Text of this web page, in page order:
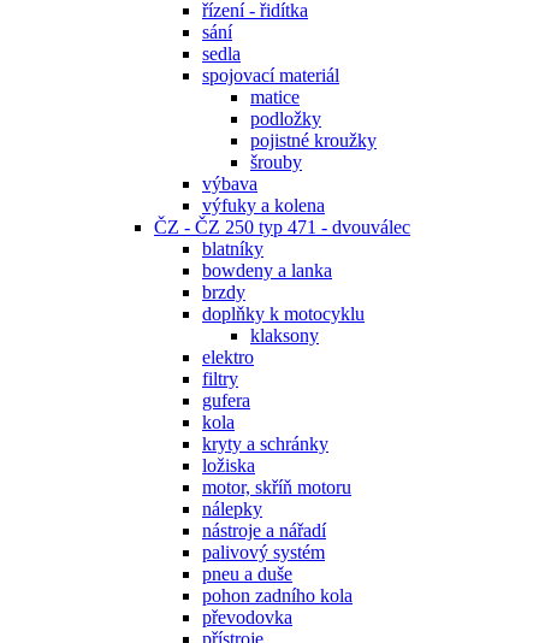
řízení - řidítka
sání
sedla
spojovací materiál
matice
podložky
pojistné kroužky
šrouby
výbava
výfuky a kolena
ČZ - ČZ 250 typ 471 - dvouválec
blatníky
bowdeny a lanka
brzdy
doplňky k motocyklu
klaksony
elektro
filtry
gufera
kola
kryty a schránky
ložiska
motor, skříň motoru
nálepky
nástroje a nářadí
palivový systém
pneu a duše
pohon zadního kola
převodovka
přístroje